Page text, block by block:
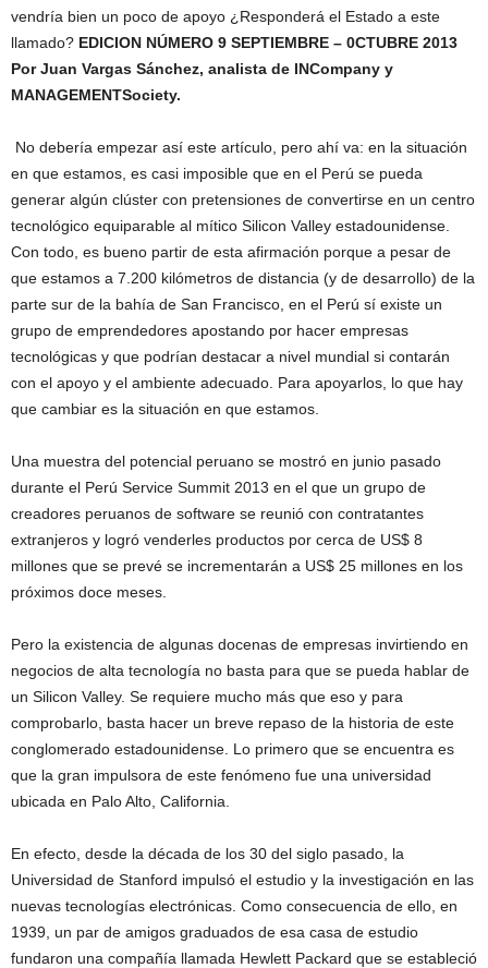
vendría bien un poco de apoyo ¿Responderá el Estado a este
llamado? EDICION NÚMERO 9 SEPTIEMBRE – 0CTUBRE 2013
Por Juan Vargas Sánchez, analista de INCompany y
MANAGEMENTSociety.
No debería empezar así este artículo, pero ahí va: en la situación
en que estamos, es casi imposible que en el Perú se pueda
generar algún clúster con pretensiones de convertirse en un centro
tecnológico equiparable al mítico Silicon Valley estadounidense.
Con todo, es bueno partir de esta afirmación porque a pesar de
que estamos a 7.200 kilómetros de distancia (y de desarrollo) de la
parte sur de la bahía de San Francisco, en el Perú sí existe un
grupo de emprendedores apostando por hacer empresas
tecnológicas y que podrían destacar a nivel mundial si contarán
con el apoyo y el ambiente adecuado. Para apoyarlos, lo que hay
que cambiar es la situación en que estamos.
Una muestra del potencial peruano se mostró en junio pasado
durante el Perú Service Summit 2013 en el que un grupo de
creadores peruanos de software se reunió con contratantes
extranjeros y logró venderles productos por cerca de US$ 8
millones que se prevé se incrementarán a US$ 25 millones en los
próximos doce meses.
Pero la existencia de algunas docenas de empresas invirtiendo en
negocios de alta tecnología no basta para que se pueda hablar de
un Silicon Valley. Se requiere mucho más que eso y para
comprobarlo, basta hacer un breve repaso de la historia de este
conglomerado estadounidense. Lo primero que se encuentra es
que la gran impulsora de este fenómeno fue una universidad
ubicada en Palo Alto, California.
En efecto, desde la década de los 30 del siglo pasado, la
Universidad de Stanford impulsó el estudio y la investigación en las
nuevas tecnologías electrónicas. Como consecuencia de ello, en
1939, un par de amigos graduados de esa casa de estudio
fundaron una compañía llamada Hewlett Packard que se estableció